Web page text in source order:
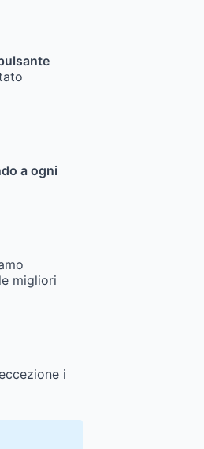
a ogni
migliori
i